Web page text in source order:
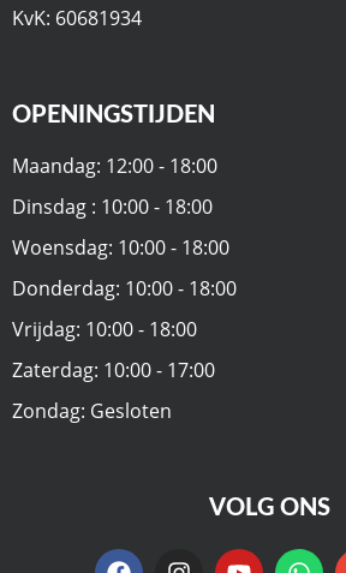
KvK: 60681934
OPENINGSTIJDEN
Maandag: 12:00 - 18:00
Dinsdag : 10:00 - 18:00
Woensdag: 10:00 - 18:00
Donderdag: 10:00 - 18:00
Vrijdag: 10:00 - 18:00
Zaterdag: 10:00 - 17:00
Zondag: Gesloten
VOLG ONS